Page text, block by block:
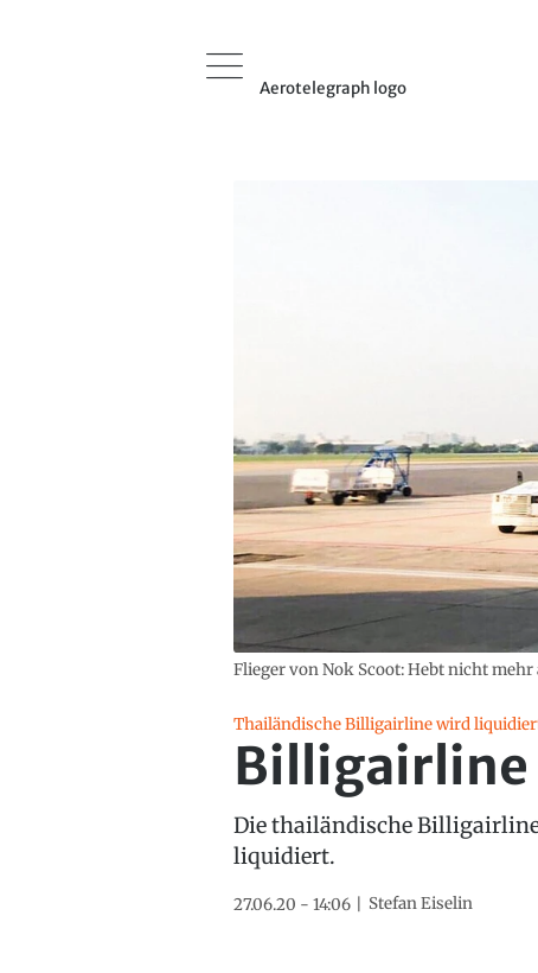
Aerotelegraph logo
Flieger von Nok Scoot: Hebt nicht mehr
Thailändische Billigairline wird
Billigairline
Die thailändische
liquidiert.
27.06.20 - 14:06 Stefan Eiselin